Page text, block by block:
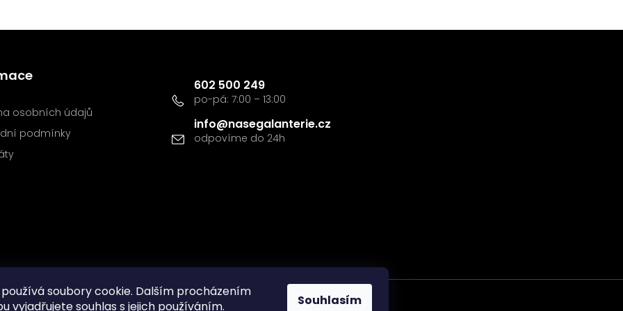
soubory cookie. Dalším procházením
vyjadřujete souhlas s jejich používáním.
Souhlasím
osobních údajů
podmínky
info@nasegalanterie.cz
602 500 249